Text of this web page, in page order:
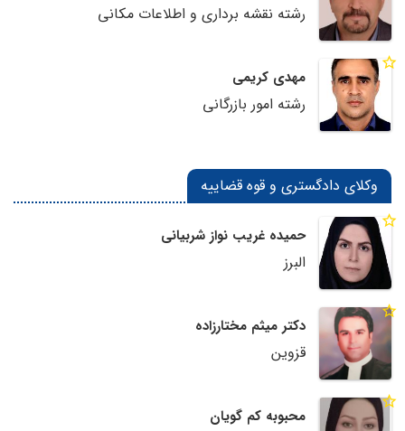
رشته نقشه برداری و اطلاعات مکانی
مهدی کریمی
رشته امور بازرگانی
وکلای دادگستری و قوه قضاییه
حمیده غریب نواز شربیانی
البرز
دکتر میثم مختارزاده
قزوین
محبوبه کم گویان